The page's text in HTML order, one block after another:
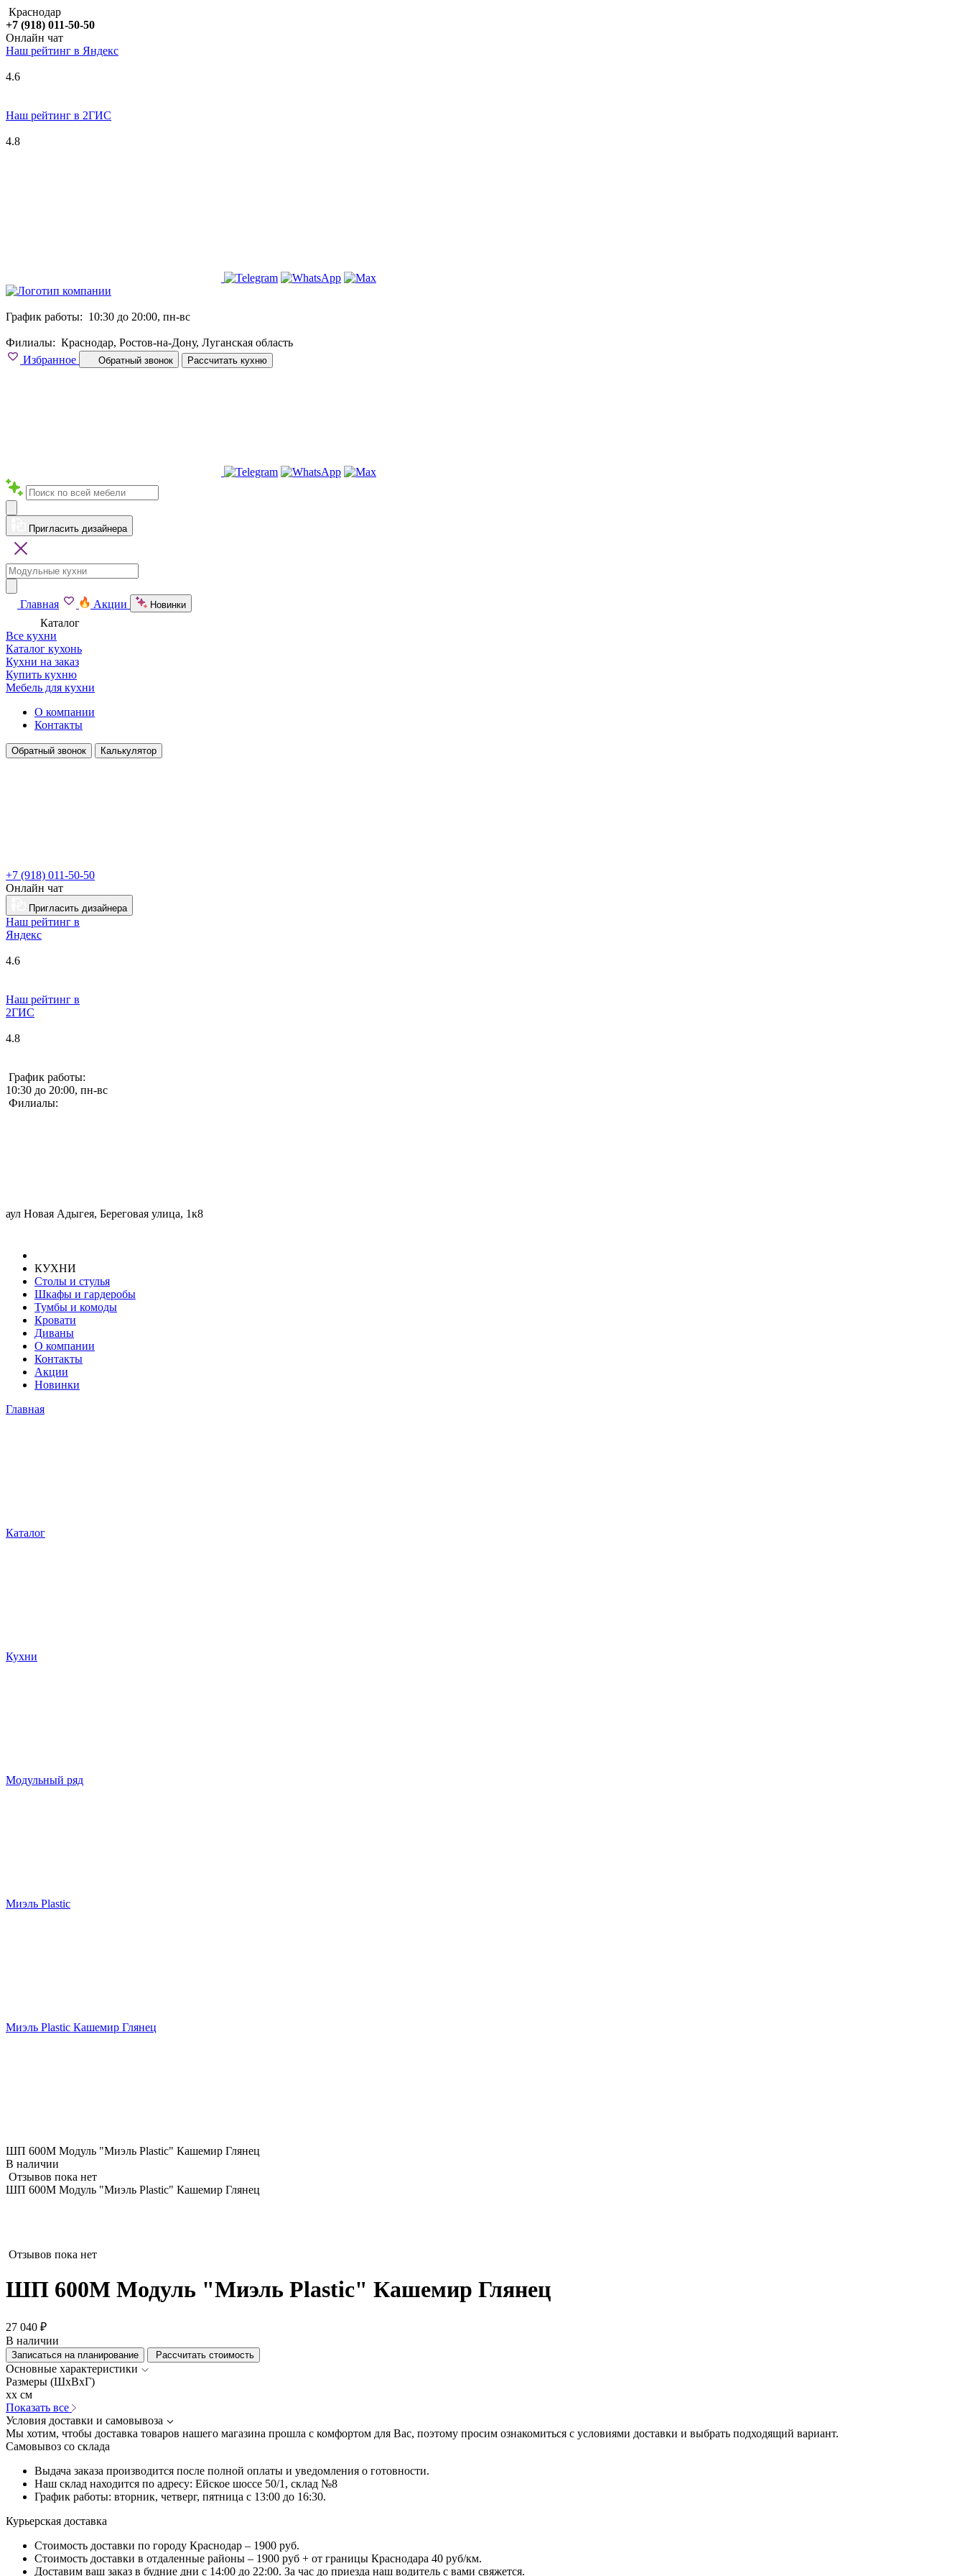
Краснодар
+7 (918) 011-50-50
Онлайн чат
Наш рейтинг в Яндекс
4.6
Наш рейтинг в 2ГИС
4.8
График работы: 10:30 до 20:00, пн-вс
Филиалы: Краснодар, Ростов-на-Дону, Луганская область
Избранное
Обратный звонок Рассчитать кухню
Пригласить дизайнера
Главная Акции Новинки
Каталог
Все кухни
Каталог кухонь
Кухни на заказ
Купить кухню
Мебель для кухни
О компании
Контакты
Обратный звонок Калькулятор
+7 (918) 011-50-50
Онлайн чат
Пригласить дизайнера
Наш рейтинг в
Яндекс
4.6
Наш рейтинг в
2ГИС
4.8
График работы:
10:30 до 20:00, пн-вс
Филиалы:
аул Новая Адыгея, Береговая улица, 1к8
КУХНИ
Столы и стулья
Шкафы и гардеробы
Тумбы и комоды
Кровати
Диваны
О компании
Контакты
Акции
Новинки
Главная
Каталог
Кухни
Модульный ряд
Миэль Plastic
Миэль Plastic Кашемир Глянец
ШП 600М Модуль "Миэль Plastic" Кашемир Глянец
В наличии
Отзывов пока нет
ШП 600М Модуль "Миэль Plastic" Кашемир Глянец
Отзывов пока нет
ШП 600М Модуль "Миэль Plastic" Кашемир Глянец
27 040 ₽
В наличии
Записаться на планирование Рассчитать стоимость
Основные характеристики
Размеры (ШхВхГ)
xx см
Показать все
Условия доставки и самовывоза
Мы хотим, чтобы доставка товаров нашего магазина прошла с комфортом для Вас, поэтому просим ознакомиться с условиями доставки и выбрать подходящий вариант.
Самовывоз со склада
Выдача заказа производится после полной оплаты и уведомления о готовности.
Наш склад находится по адресу: Ейское шоссе 50/1, склад №8
График работы: вторник, четверг, пятница с 13:00 до 16:30.
Курьерская доставка
Стоимость доставки по городу Краснодар – 1900 руб.
Стоимость доставки в отдаленные районы – 1900 руб + от границы Краснодара 40 руб/км.
Доставим ваш заказ в будние дни с 14:00 до 22:00. За час до приезда наш водитель с вами свяжется.